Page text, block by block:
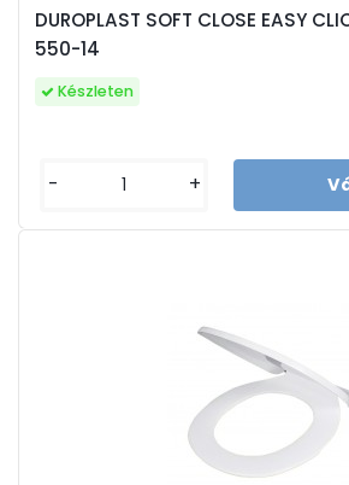
DUROPLAST SOFT CLOSE EASY
550-14
Készleten
- +